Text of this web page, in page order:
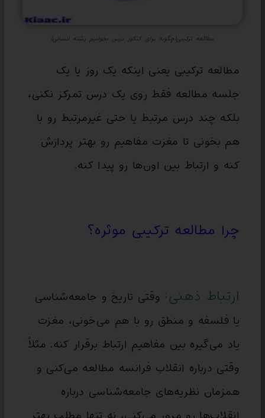
مطالعه ترکیبی(چگونه برای کنکور درس بخوانیم رشته انسانی)
مطالعه ترکیبی یعنی اینکه یک روز یا یک
جلسه مطالعه فقط روی یک درس تمرکز نکنی،
بلکه چند درس مرتبط یا حتی غیرمرتبط رو با
هم بخونی تا مغزت مفاهیم رو بهتر پردازش
کنه و ارتباط بین اون‌ها رو پیدا کنه.
چرا مطالعه ترکیبی موثره؟
ارتباط ذهنی: وقتی تاریخ و جامعه‌شناسی
یا فلسفه و منطق رو با هم می‌خونی، مغزت
یاد می‌گیره بین مفاهیم ارتباط برقرار کنه. مثلاً
وقتی درباره انقلاب فرانسه مطالعه می‌کنی و
همزمان نظریه‌های جامعه‌شناسی درباره